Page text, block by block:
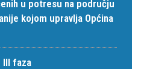
u potresu na području
kojom upravlja Općina
III faza